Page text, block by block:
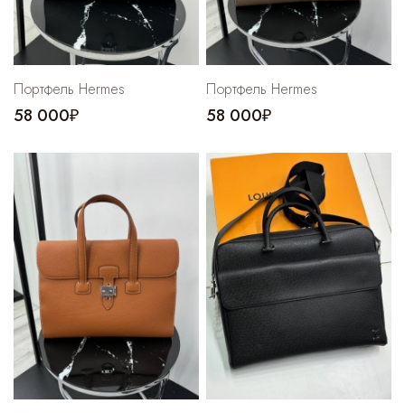
Портфель Hermes
58 000₽
Портфель Hermes
58 000₽